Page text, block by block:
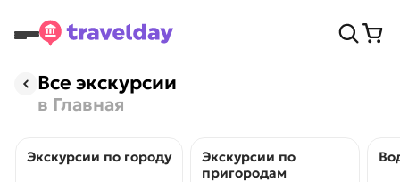
Все экскурсии
в Главная
Экскурсии по городу
Экскурсии по
пригородам